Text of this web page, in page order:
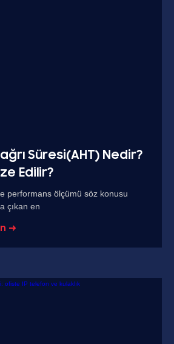
Süresi(AHT) Nedir?
Edilir?
performans ölçümü söz konusu
çıkan en
→